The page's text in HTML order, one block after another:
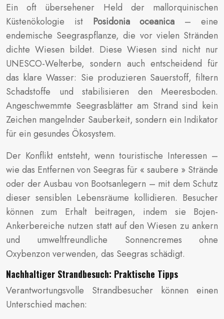
Ein oft übersehener Held der mallorquinischen
Küstenökologie ist Posidonia oceanica – eine
endemische Seegraspflanze, die vor vielen Stränden
dichte Wiesen bildet. Diese Wiesen sind nicht nur
UNESCO-Welterbe, sondern auch entscheidend für
das klare Wasser: Sie produzieren Sauerstoff, filtern
Schadstoffe und stabilisieren den Meeresboden.
Angeschwemmte Seegrasblätter am Strand sind kein
Zeichen mangelnder Sauberkeit, sondern ein Indikator
für ein gesundes Ökosystem.
Der Konflikt entsteht, wenn touristische Interessen –
wie das Entfernen von Seegras für « saubere » Strände
oder der Ausbau von Bootsanlegern – mit dem Schutz
dieser sensiblen Lebensräume kollidieren. Besucher
können zum Erhalt beitragen, indem sie Bojen-
Ankerbereiche nutzen statt auf den Wiesen zu ankern
und umweltfreundliche Sonnencremes ohne
Oxybenzon verwenden, das Seegras schädigt.
Nachhaltiger Strandbesuch: Praktische Tipps
Verantwortungsvolle Strandbesucher können einen
Unterschied machen: